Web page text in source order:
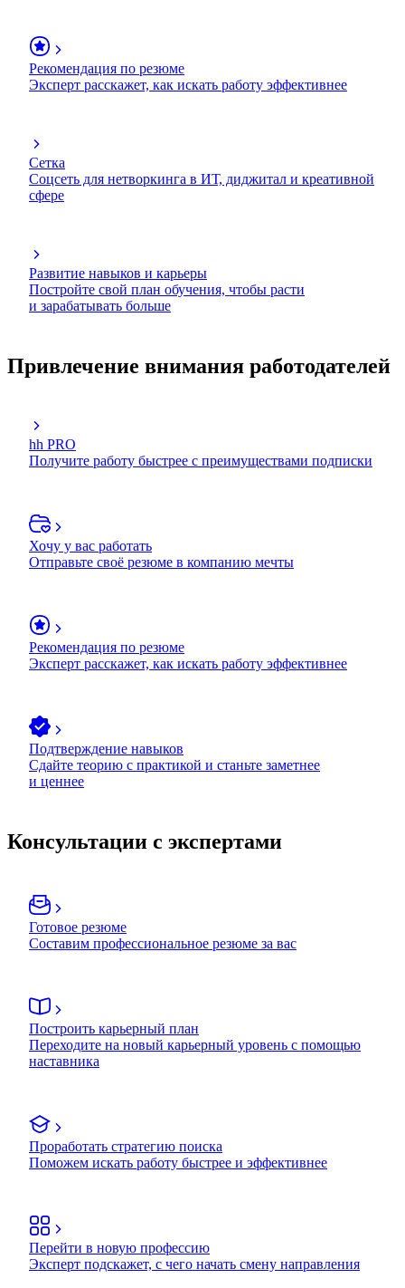
Рекомендация по резюме
Эксперт расскажет, как искать работу эффективнее
Сетка
Соцсеть для нетворкинга в ИТ, диджитал и креативной
сфере
Развитие навыков и карьеры
Постройте свой план обучения, чтобы расти
и зарабатывать больше
Привлечение внимания работодателей
hh PRO
Получите работу быстрее с преимуществами подписки
Хочу у вас работать
Отправьте своё резюме в компанию мечты
Рекомендация по резюме
Эксперт расскажет, как искать работу эффективнее
Подтверждение навыков
Сдайте теорию с практикой и станьте заметнее
и ценнее
Консультации с экспертами
Готовое резюме
Составим профессиональное резюме за вас
Построить карьерный план
Переходите на новый карьерный уровень с помощью
наставника
Проработать стратегию поиска
Поможем искать работу быстрее и эффективнее
Перейти в новую профессию
Эксперт подскажет, с чего начать смену направления